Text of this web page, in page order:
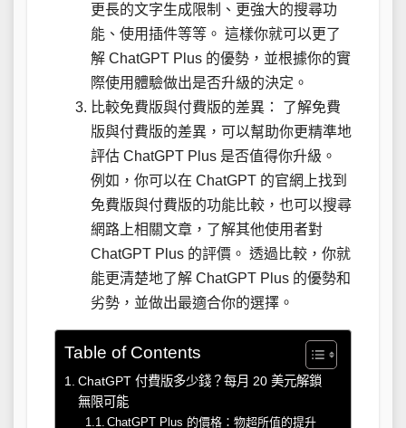
更長的文字生成限制、更強大的搜尋功
能、使用插件等等。 這樣你就可以更了
解 ChatGPT Plus 的優勢，並根據你的實
際使用體驗做出是否升級的決定。
比較免費版與付費版的差異： 了解免費
版與付費版的差異，可以幫助你更精準地
評估 ChatGPT Plus 是否值得你升級。
例如，你可以在 ChatGPT 的官網上找到
免費版與付費版的功能比較，也可以搜尋
網路上相關文章，了解其他使用者對
ChatGPT Plus 的評價。 透過比較，你就
能更清楚地了解 ChatGPT Plus 的優勢和
劣勢，並做出最適合你的選擇。
Table of Contents
ChatGPT 付費版多少錢？每月 20 美元解鎖
無限可能
ChatGPT Plus 的價格：物超所值的提升